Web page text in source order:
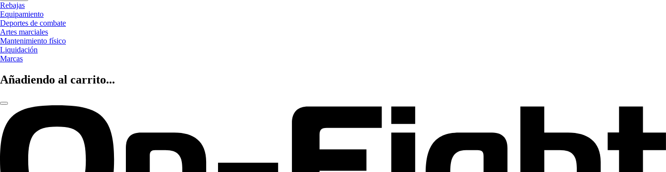
Rebajas
Equipamiento
Deportes de combate
Artes marciales
Mantenimiento físico
Liquidación
Marcas
Añadiendo al carrito...